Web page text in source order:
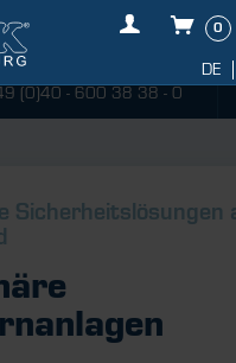
0
(0)40 - 600 38 38 - 0
Sicherheitslösungen